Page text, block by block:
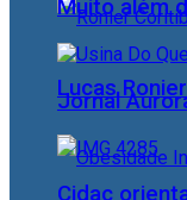
Lucas
Muito além
Jornal
Cidac